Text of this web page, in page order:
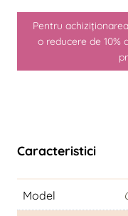
Pentru
o reducere de 10%
Caracteristici
Model